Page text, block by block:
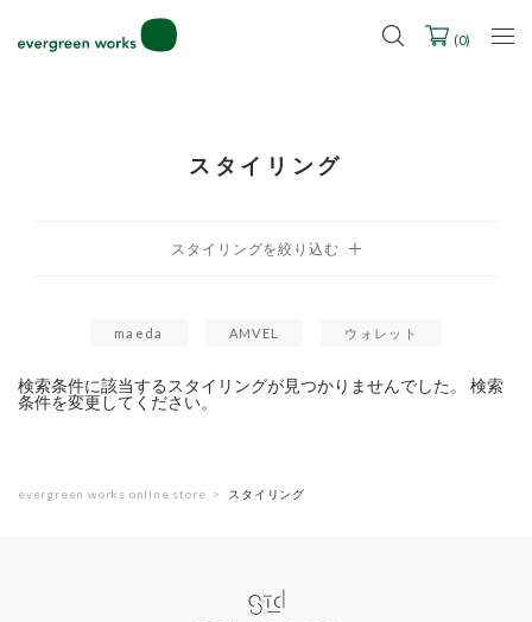
2027年ご入学用ランドセル受注会スケジュール
(0)
スタイリング
maeda AMVEL ウォレット
検索条件に該当するスタイリングが見つかりませんでした。 検索
条件を変更してください。
evergreen works online store スタイリング